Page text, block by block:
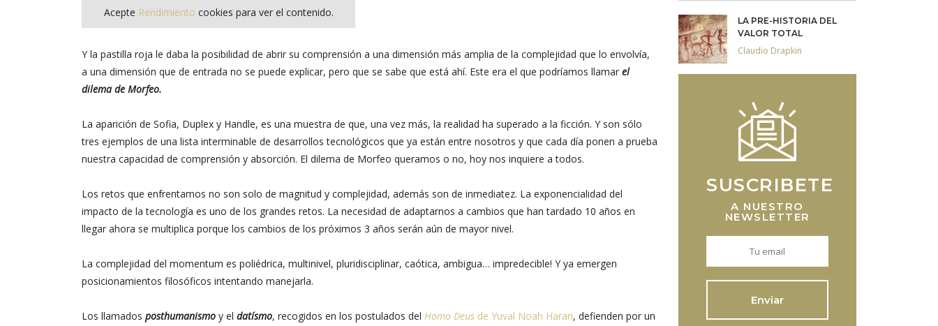
Acepte Rendimiento cookies para ver el contenido.
Y la pastilla roja le daba la posibilidad de abrir su comprensión a una dimensión más amplia de la complejidad que lo envolvía,
a una dimensión que de entrada no se puede explicar, pero que se sabe que está ahí. Este era el que podríamos llamar el
dilema de Morfeo.
La aparición de Sofia, Duplex y Handle, es una muestra de que, una vez más, la realidad ha superado a la ficción. Y son sólo
tres ejemplos de una lista interminable de desarrollos tecnológicos que ya están entre nosotros y que cada día ponen a prueba
nuestra capacidad de comprensión y absorción. El dilema de Morfeo queramos o no, hoy nos inquiere a todos.
Los retos que enfrentamos no son solo de magnitud y complejidad, además son de inmediatez. La exponencialidad del
impacto de la tecnología es uno de los grandes retos. La necesidad de adaptarnos a cambios que han tardado 10 años en
llegar ahora se multiplica porque los cambios de los próximos 3 años serán aún de mayor nivel.
La complejidad del momentum es poliédrica, multinivel, pluridisciplinar, caótica, ambigua… impredecible! Y ya emergen
posicionamientos filosóficos intentando manejarla.
Los llamados posthumanismo y el datísmo, recogidos en los postulados del Homo Deus de Yuval Noah Harari, defienden por un
LA PRE-HISTORIA DEL
VALOR TOTAL
Claudio Drapkin
SUSCRIBETE
A NUESTRO
NEWSLETTER